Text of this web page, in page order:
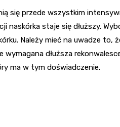
się przede wszystkim
naskórka staje się dłuższy.
Należy mieć na uwadze
wymagana dłuższa
ma w tym doświadczenie.